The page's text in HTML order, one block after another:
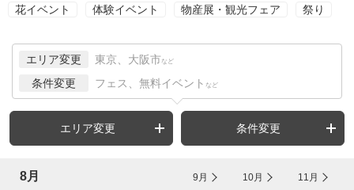
花イベント 体験イベント 物産展・観光フェア 祭り
エリア変更 東京、大阪市 など
条件変更 フェス、無料イベント など
エリア変更 条件変更
8月 9月 10月 11月